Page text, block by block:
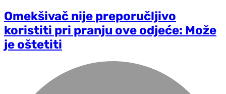
Omekšivač nije preporučljivo
koristiti pri pranju ove odjeće: Može
je oštetiti